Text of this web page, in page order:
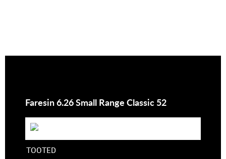
Faresin 6.26 Small Range Classic 52
TOOTED